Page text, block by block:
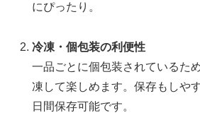
にぴったり。
冷凍・個包装の利便性
一品ごとに個包装されているた
凍して楽しめます。保存もしや
日間保存可能です。